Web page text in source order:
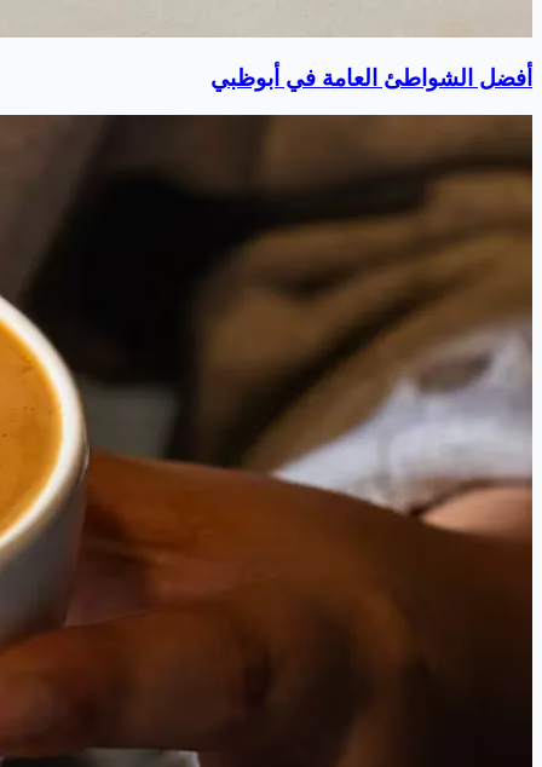
أفضل الشواطئ العامة في أبوظبي